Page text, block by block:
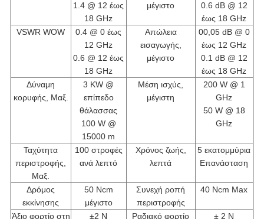
1.4 @ 12 έως
18 GHz
μέγιστο
0.6 dB @ 12
έως 18 GHz
VSWR WOW
0.4 @ 0 έως
12 GHz
0.6 @ 12 έως
18 GHz
Απώλεια
εισαγωγής,
μέγιστο
00,05 dB @ 0
έως 12 GHz
0.1 dB @ 12
έως 18 GHz
Δύναμη
κορυφής, Μαξ.
3 KW @
επίπεδο
θάλασσας
100 W @
15000 m
Μέση ισχύς,
μέγιστη
200 W @ 1
GHz
50 W @ 18
GHz
Ταχύτητα
περιστροφής,
Μαξ.
100 στροφές
ανά λεπτό
Χρόνος ζωής,
λεπτά
5 εκατομμύρια
Επανάσταση
Δρόμος
εκκίνησης
50 Ncm
μέγιστο
Συνεχή ροπή
περιστροφής
40 Ncm Max
Άξιο φορτίο στη ±2 N Ραδιακό φορτίο ± 2 N